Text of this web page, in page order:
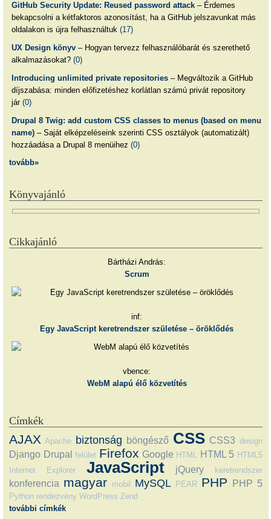
GitHub Security Update: Reused password attack– Érdemes
bekapcsolni a kétfaktoros azonosítást, ha a GitHub jelszavunkat más
oldalakon is újra felhasználtuk (17)
UX Design könyv– Hogyan tervezz felhasználóbarát és szerethető
alkalmazásokat? (0)
Introducing unlimited private repositories– Megváltozik a GitHub
díjszabása: minden előfizetéshez korlátlan számú privát repository
jár (0)
Drupal 8 Twig: add custom CSS classes to menus (based on menu
name)– Saját elképzeléseink szerinti CSS osztályok (automatizált)
hozzáadása a Drupal 8 menüihez (0)
tovább»
Könyvajánló
Cikkajánló
Bártházi András:
Scrum
inf:
Egy JavaScript keretrendszer születése – öröklődés
vbence:
WebM alapú élő közvetítés
Címkék
AJAX Apache biztonság böngésző CSS CSS3 design
Django Drupal felület Firefox Google HTML HTML 5 HTML5
Internet Explorer
JavaScript jQuery keretrendszer
konferencia magyar mobil MySQL PEAR PHP PHP 5
Python rendezvény WordPress Zend
további címkék